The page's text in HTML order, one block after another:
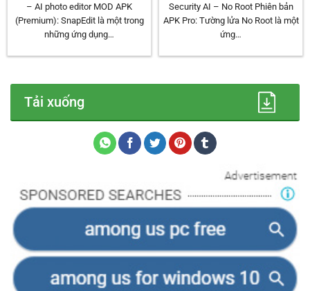
– AI photo editor MOD APK
(Premium): SnapEdit là một trong
những ứng dụng…
Security AI – No Root Phiên bản
APK Pro: Tường lửa No Root là một
ứng…
Tải xuống